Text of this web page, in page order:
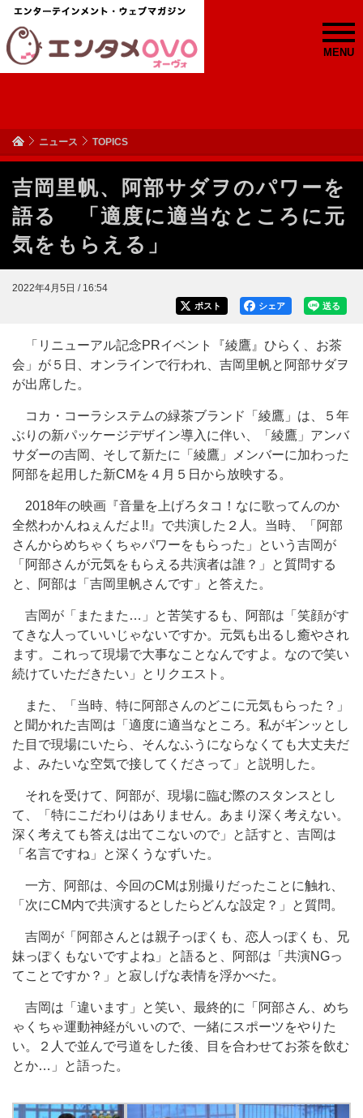
MENU
ニュース TOPICS
吉岡里帆、阿部サダヲのパワーを
語る 「適度に適当なところに元
気をもらえる」
2022年4月5日 / 16:54
送る
シェア
ポスト
「リニューアル記念PRイベント『綾鷹』ひらく、お茶
会」が５日、オンラインで行われ、吉岡里帆と阿部サダヲ
が出席した。
コカ・コーラシステムの緑茶ブランド「綾鷹」は、５年
ぶりの新パッケージデザイン導入に伴い、「綾鷹」アンバ
サダーの吉岡、そして新たに「綾鷹」メンバーに加わった
阿部を起用した新CMを４月５日から放映する。
2018年の映画『音量を上げろタコ！なに歌ってんのか
全然わかんねぇんだよ!!』で共演した２人。当時、「阿部
さんからめちゃくちゃパワーをもらった」という吉岡が
「阿部さんが元気をもらえる共演者は誰？」と質問する
と、阿部は「吉岡里帆さんです」と答えた。
吉岡が「またまた…」と苦笑するも、阿部は「笑顔がす
てきな人っていいじゃないですか。元気も出るし癒やされ
ます。これって現場で大事なことなんですよ。なので笑い
続けていただきたい」とリクエスト。
また、「当時、特に阿部さんのどこに元気もらった？」
と聞かれた吉岡は「適度に適当なところ。私がギンッとし
た目で現場にいたら、そんなふうにならなくても大丈夫だ
よ、みたいな空気で接してくださって」と説明した。
それを受けて、阿部が、現場に臨む際のスタンスとし
て、「特にこだわりはありません。あまり深く考えない。
深く考えても答えは出てこないので」と話すと、吉岡は
「名言ですね」と深くうなずいた。
一方、阿部は、今回のCMは別撮りだったことに触れ、
「次にCM内で共演するとしたらどんな設定？」と質問。
吉岡が「阿部さんとは親子っぽくも、恋人っぽくも、兄
妹っぽくもないですよね」と語ると、阿部は「共演NGっ
てことですか？」と寂しげな表情を浮かべた。
吉岡は「違います」と笑い、最終的に「阿部さん、めち
ゃくちゃ運動神経がいいので、一緒にスポーツをやりた
い。２人で並んで弓道をした後、目を合わせてお茶を飲む
とか…」と語った。